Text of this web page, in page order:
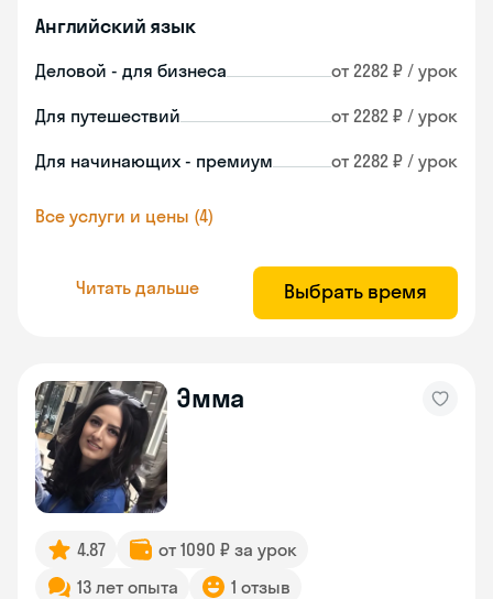
Английский язык
Деловой - для бизнеса от 2282 ₽ / урок
Для путешествий от 2282 ₽ / урок
Для начинающих - премиум от 2282 ₽ / урок
Все услуги и цены (4)
Читать дальше Выбрать время
Эмма
4.87
от 1090 ₽ за урок
13 лет опыта
1 отзыв